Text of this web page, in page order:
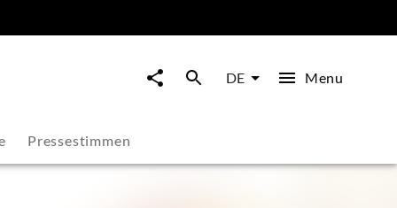
DE Menu
Pressestimmen